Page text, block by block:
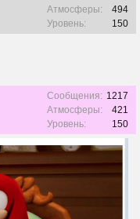
Атмосферы:
494
Уровень:
150
Сообщения: 1217
Атмосферы:
421
Уровень:
150